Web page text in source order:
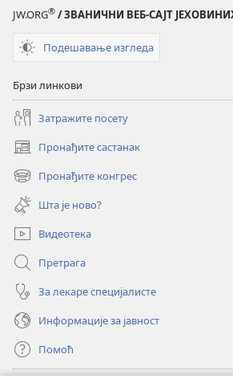
JW.ORG® / ЗВАНИЧНИ ВЕБ-САЈТ
Подешавање изгледа
Брзи линкови
Затражите посету
Пронађите састанак
(отвара
нови
прозор)
Пронађите конгрес
(отвара
нови
прозор)
Шта је ново?
Видеотека
Претрага
За лекаре специјалисте
Информације за јавност
Помоћ